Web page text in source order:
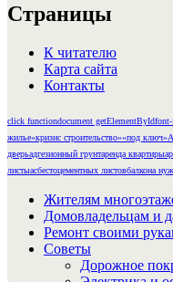
Страницы
К читателю
Карта сайта
Контакты
click functiondocument getElementById
жилье«кризис строительство»«под ключ»
дверьадгезионный грунтаренда квартиры
листыасбестоцементных листовбалкона
Жителям
Домовладельцам и
Ремонт своими
Советы
Дорожное